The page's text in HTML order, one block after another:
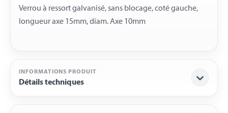
Verrou à ressort galvanisé, sans blocage, coté gauche,
INFORMATIONS PRODUIT
Détails techniques